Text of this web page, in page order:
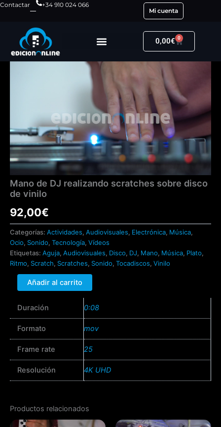
Ir
contenido
Contactar
+34 910 024 066
Mi cuenta
0,00€ 0
Carrito
Mano de DJ realizando scratches sobre disco
de vinilo
92,00€
Categorías: Actividades, Audiovisuales, Electrónica, Música,
Ocio, Sonido, Tecnología, Vídeos
Etiquetas: Aguja, Audiovisuales, Disco, DJ, Mano, Música, Plato,
Ritmo, Scratch, Scratches, Sonido, Tocadiscos, Vinilo
de
vinilo
cantidad
Añadir al carrito
Duración 0:08
Formato mov
Frame rate 25
Resolución 4K UHD
Productos relacionados